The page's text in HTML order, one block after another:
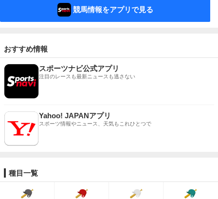
競馬情報をアプリで見る
おすすめ情報
スポーツナビ公式アプリ
注目のレースも最新ニュースも逃さない
Yahoo! JAPANアプリ
スポーツ情報やニュース、天気もこれひとつで
種目一覧